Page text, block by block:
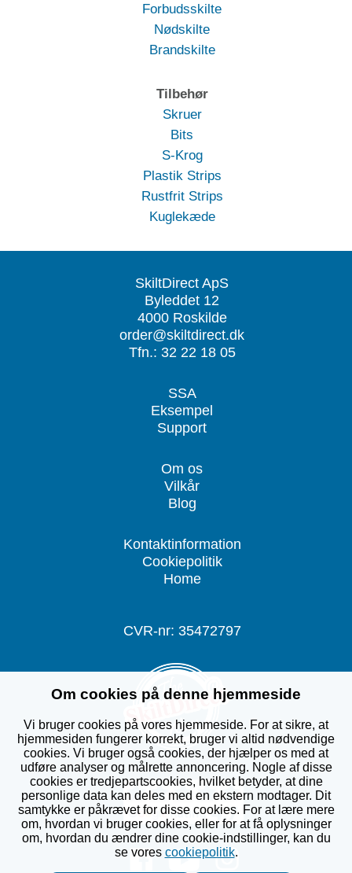
Forbudsskilte
Nødskilte
Brandskilte
Tilbehør
Skruer
Bits
S-Krog
Plastik Strips
Rustfrit Strips
Kuglekæde
SkiltDirect ApS
Byleddet 12
4000 Roskilde
order@skiltdirect.dk
Tfn.: 32 22 18 05
SSA
Eksempel
Support
Om os
Vilkår
Blog
Kontaktinformation
Cookiepolitik
Home
CVR-nr: 35472797
Om cookies på denne hjemmeside
Vi bruger cookies på vores hjemmeside. For at sikre, at
hjemmesiden fungerer korrekt, bruger vi altid nødvendige
cookies. Vi bruger også cookies, der hjælper os med at
udføre analyser og målrette annoncering. Nogle af disse
cookies er tredjepartscookies, hvilket betyder, at dine
personlige data kan deles med en ekstern modtager. Dit
samtykke er påkrævet for disse cookies. For at lære mere
om, hvordan vi bruger cookies, eller for at få oplysninger
om, hvordan du ændrer dine cookie-indstillinger, kan du
se vores cookiepolitik.